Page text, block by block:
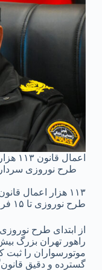
طرح نوروزی سردار
۱۱۳ هزار اعمال
طرح نوروزی تا ۱۵ فروردین ۱۴۰۴
موتورسواران را ثبت
گسترده و دقیق